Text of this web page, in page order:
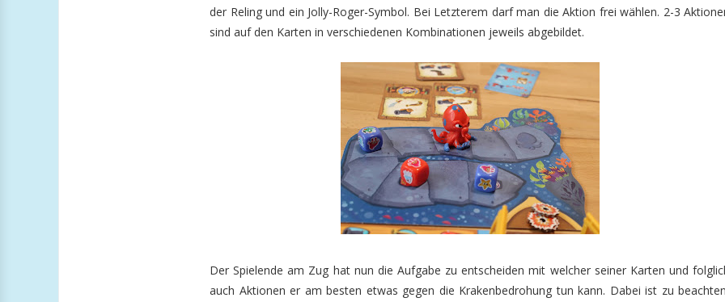
der Reling und ein Jolly-Roger-Symbol. Bei Letzterem darf man die Aktion frei wählen. 2-3
sind auf den Karten in verschiedenen Kombinationen jeweils abgebildet.
Der Spielende am Zug hat nun die Aufgabe zu entscheiden mit welcher seiner Karten und
auch Aktionen er am besten etwas gegen die Krakenbedrohung tun kann. Dabei ist zu